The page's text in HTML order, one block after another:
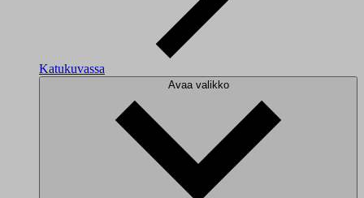
Katukuvassa
Avaa valikko